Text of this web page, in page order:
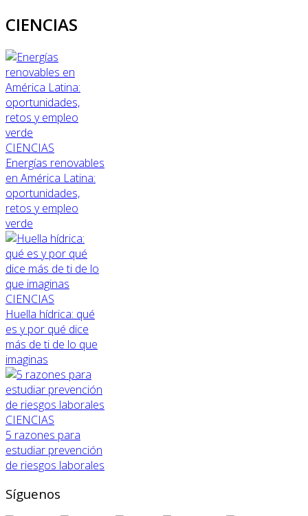
CIENCIAS
CIENCIAS
Energías renovables
en América Latina:
oportunidades,
retos y empleo
verde
CIENCIAS
Huella hídrica: qué
es y por qué dice
más de ti de lo que
imaginas
CIENCIAS
5 razones para
estudiar prevención
de riesgos laborales
Síguenos